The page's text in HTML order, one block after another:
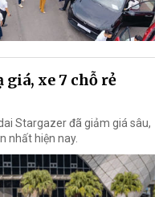
giá, xe 7 chỗ rẻ
Stargazer đã giảm giá sâu,
nhất hiện nay.